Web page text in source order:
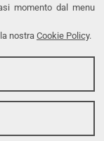
momento dal menu
nostra Cookie Policy.